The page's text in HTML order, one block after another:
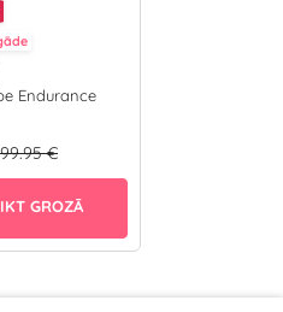
Endurance
99.95 €
GROZĀ